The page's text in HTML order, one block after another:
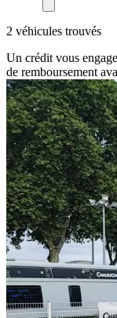
2 véhicules trouvés
Un crédit vous
de remboursement